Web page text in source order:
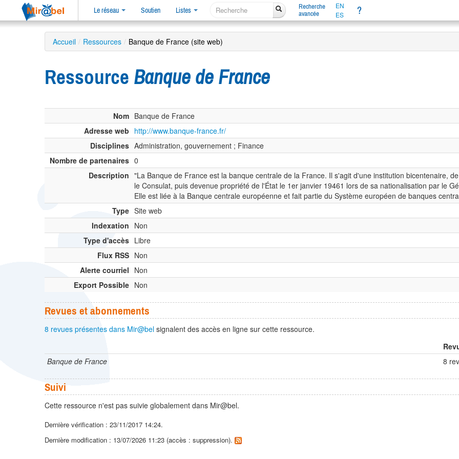
Le réseau Soutien Listes
Recherche
avancée
EN
ES
?
Accueil / Ressources / Banque de France (site web)
Ressource Banque de France
Nom Banque de France
Adresse web http://www.banque-france.fr/
Disciplines Administration, gouvernement ; Finance
Nombre de partenaires 0
Description "La Banque de France est la banque centrale de la France. Il s'agit d'une institution bicentenaire,
le Consulat, puis devenue propriété de l'État le 1er janvier 19461 lors de sa nationalisation par le
Elle est liée à la Banque centrale européenne et fait partie du Système européen de banques
Type Site web
Indexation Non
Type d'accès Libre
Flux RSS Non
Alerte courriel Non
Export Possible Non
Revues et abonnements
8 revues présentes dans Mir@bel signalent des accès en ligne sur cette ressource.
Banque de France
8
Suivi
Cette ressource n'est pas suivie globalement dans Mir@bel.
Dernière vérification : 23/11/2017 14:24.
Dernière modification : 13/07/2026 11:23 (accès : suppression).